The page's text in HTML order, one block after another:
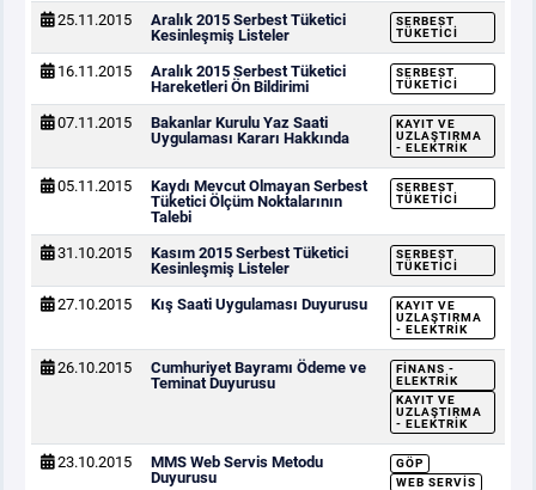
25.11.2015
Aralık 2015 Serbest Tüketici
Kesinleşmiş Listeler
SERBEST
TÜKETICI
16.11.2015
Aralık 2015 Serbest Tüketici
Hareketleri Ön Bildirimi
SERBEST
TÜKETICI
07.11.2015
Bakanlar Kurulu Yaz Saati
Uygulaması Kararı Hakkında
KAYIT VE
UZLAŞTIRMA
- ELEKTRIK
05.11.2015
Kaydı Mevcut Olmayan Serbest
Tüketici Ölçüm Noktalarının
Talebi
SERBEST
TÜKETICI
31.10.2015
Kasım 2015 Serbest Tüketici
Kesinleşmiş Listeler
SERBEST
TÜKETICI
27.10.2015 Kış Saati Uygulaması Duyurusu
KAYIT VE
UZLAŞTIRMA
- ELEKTRIK
26.10.2015
Cumhuriyet Bayramı Ödeme ve
Teminat Duyurusu
FINANS -
ELEKTRIK
KAYIT VE
UZLAŞTIRMA
- ELEKTRIK
23.10.2015
MMS Web Servis Metodu
Duyurusu
GÖP
WEB SERVIS